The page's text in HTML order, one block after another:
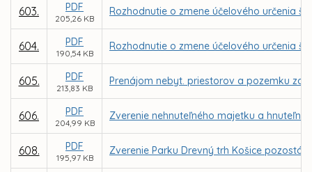
603. PDF
205,26 KB
Rozhodnutie o zmene účelového určenia
604. PDF
190,54 KB
Rozhodnutie o zmene účelového určenia
605. PDF
213,83 KB
Prenájom nebyt. priestorov a pozemku za
606. PDF
204,99 KB
Zverenie nehnuteľného majetku a
608. PDF
195,97 KB
Zverenie Parku Drevný trh Košice